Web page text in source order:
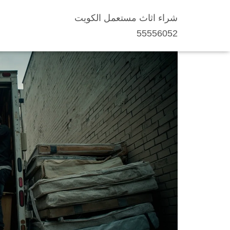
شراء اثاث مستعمل الكويت
55556052
بيع أثاثك المستعمل